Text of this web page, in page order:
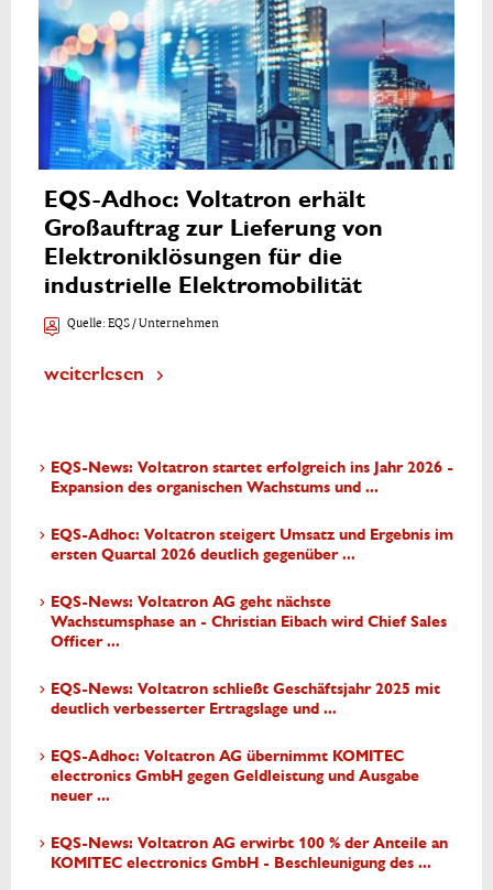
EQS-Adhoc: Voltatron erhält
Großauftrag zur Lieferung von
Elektroniklösungen für die
industrielle Elektromobilität
Quelle:EQS / Unternehmen
weiterlesen
EQS-News: Voltatron startet erfolgreich ins Jahr 2026 -
Expansion des organischen Wachstums und ...
EQS-Adhoc: Voltatron steigert Umsatz und Ergebnis im
ersten Quartal 2026 deutlich gegenüber ...
EQS-News: Voltatron AG geht nächste
Wachstumsphase an - Christian Eibach wird Chief Sales
Officer ...
EQS-News: Voltatron schließt Geschäftsjahr 2025 mit
deutlich verbesserter Ertragslage und ...
EQS-Adhoc: Voltatron AG übernimmt KOMITEC
electronics GmbH gegen Geldleistung und Ausgabe
neuer ...
EQS-News: Voltatron AG erwirbt 100 % der Anteile an
KOMITEC electronics GmbH - Beschleunigung des ...